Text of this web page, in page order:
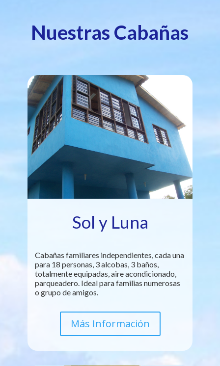
Nuestras Cabañas
Sol y Luna
Cabañas familiares independientes, cada una
para 18 personas, 3 alcobas, 3 baños,
totalmente equipadas, aire acondicionado,
parqueadero. Ideal para familias numerosas
o grupo de amigos.
Más Información